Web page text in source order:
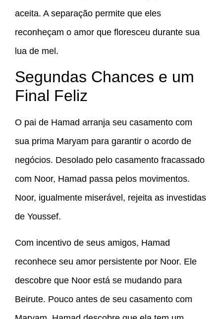
aceita. A separação permite que eles
reconheçam o amor que floresceu durante sua
lua de mel.
Segundas Chances e um
Final Feliz
O pai de Hamad arranja seu casamento com
sua prima Maryam para garantir o acordo de
negócios. Desolado pelo casamento fracassado
com Noor, Hamad passa pelos movimentos.
Noor, igualmente miserável, rejeita as investidas
de Youssef.
Com incentivo de seus amigos, Hamad
reconhece seu amor persistente por Noor. Ele
descobre que Noor está se mudando para
Beirute. Pouco antes de seu casamento com